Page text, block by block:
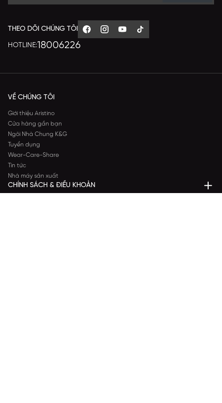
THEO DÕI CHÚNG TÔI
HOTLINE:18006226
VỀ CHÚNG TÔI
Giới thiệu Aristino
Cửa hàng gần bạn
Ngôi Nhà Chung K&G
Tuyển dụng
Wear-Care-Share
Tin tức
Nhà máy sản xuất
CHÍNH SÁCH & ĐIỀU KHOẢN